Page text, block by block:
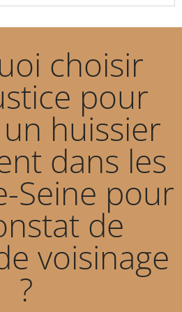
choisir
pour
huissier
dans les
Seine pour
de
voisinage
?